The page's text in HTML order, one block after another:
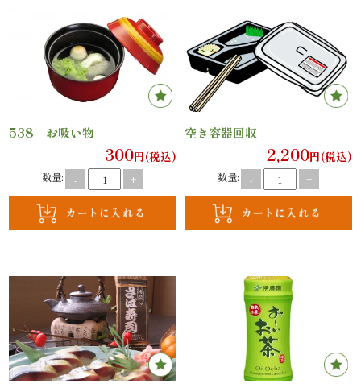
オ
ー
ル
寿
一
品・
オ
538 お吸い物
300円(税込)
数量: - +
空き容器回収
2,200円(税込)
数量: - +